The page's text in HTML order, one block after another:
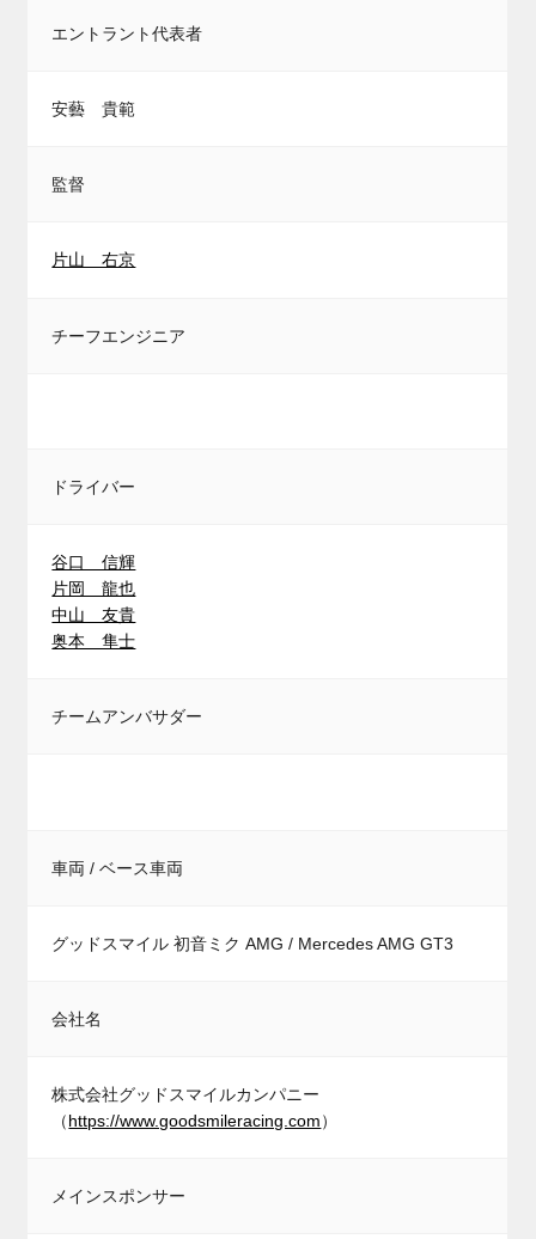
エントラント代表者
安藝 貴範
監督
片山 右京
チーフエンジニア
ドライバー
谷口 信輝
片岡 龍也
中山 友貴
奥本 隼士
チームアンバサダー
車両 / ベース車両
グッドスマイル 初音ミク AMG / Mercedes AMG GT3
会社名
株式会社グッドスマイルカンパニー
（https://www.goodsmileracing.com）
メインスポンサー